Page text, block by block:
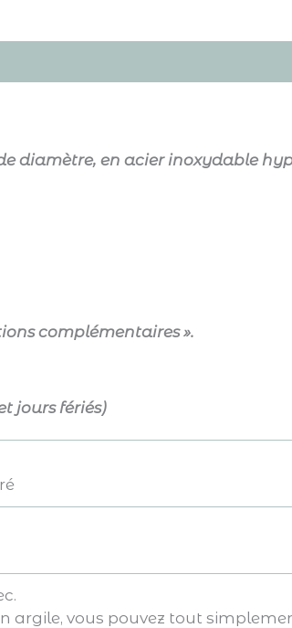
diamètre, en acier inoxydable
complémentaires ».
jours fériés)
argile, vous pouvez tout